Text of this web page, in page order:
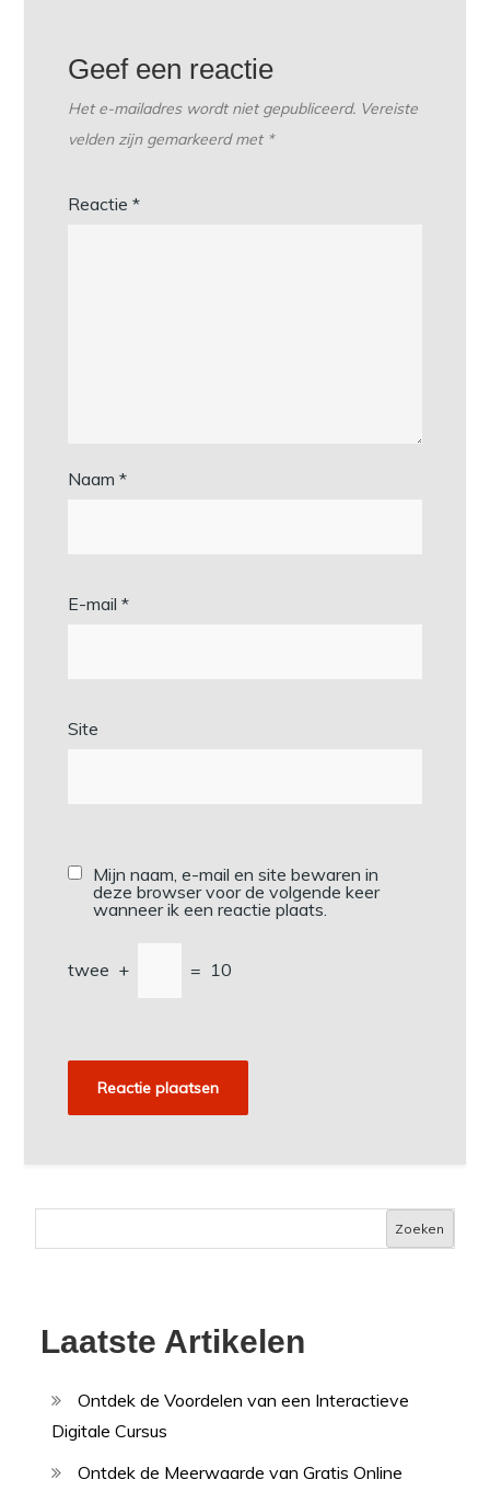
Geef een reactie
Het e-mailadres wordt niet gepubliceerd. Vereiste
velden zijn gemarkeerd met *
Reactie*
Naam*
E-mail*
Site
Mijn naam, e-mail en site bewaren in
deze browser voor de volgende keer
wanneer ik een reactie plaats.
twee + = 10
Zoeken
Laatste Artikelen
Ontdek de Voordelen van een Interactieve
Digitale Cursus
Ontdek de Meerwaarde van Gratis Online